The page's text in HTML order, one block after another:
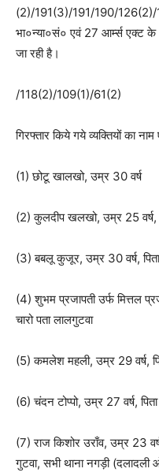
(2)/191(3)/191/190/126(2)/
भा०न्या०सं० एवं 27 आर्म्स एक्ट के
जा रही है।
/118(2)/109(1)/61(2)
गिरफ्तार किये गये व्यक्तियों का नाम
(1) छोटू खालखो, उम्र 30 वर्ष
(2) कुलदीप खलखो, उम्र 25 वर्ष,
(3) बबलू कुजूर, उम्र 30 वर्ष,
(4) शुभम प्रजापती उर्फ मित्तल
चारो पता लालगुटवा
(5) कमलेश महली, उम्र 29 वर्ष,
(6) चंदन टोप्पो, उम्र 27 वर्ष,
(7) राज किशोर उराँव, उम्र 23
गुटवा, सभी थाना नगड़ी (दलादली